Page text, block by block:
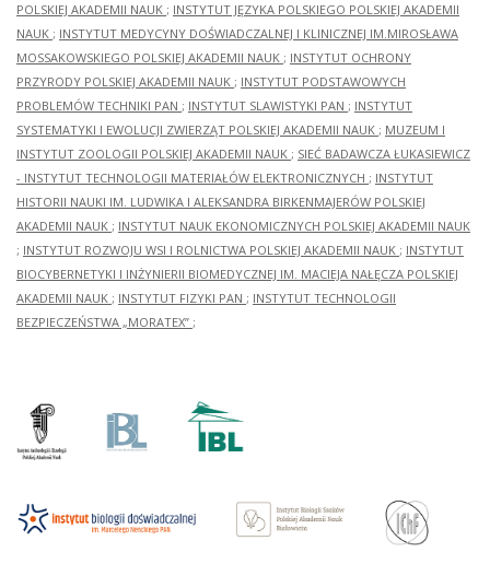
POLSKIEJ AKADEMII NAUK ; INSTYTUT JĘZYKA POLSKIEGO POLSKIEJ AKADEMII
NAUK ; INSTYTUT MEDYCYNY DOŚWIADCZALNEJ I KLINICZNEJ IM.MIROSŁAWA
MOSSAKOWSKIEGO POLSKIEJ AKADEMII NAUK ; INSTYTUT OCHRONY
PRZYRODY POLSKIEJ AKADEMII NAUK ; INSTYTUT PODSTAWOWYCH
PROBLEMÓW TECHNIKI PAN ; INSTYTUT SLAWISTYKI PAN ; INSTYTUT
SYSTEMATYKI I EWOLUCJI ZWIERZĄT POLSKIEJ AKADEMII NAUK ; MUZEUM I
INSTYTUT ZOOLOGII POLSKIEJ AKADEMII NAUK ; SIEĆ BADAWCZA ŁUKASIEWICZ
- INSTYTUT TECHNOLOGII MATERIAŁÓW ELEKTRONICZNYCH ; INSTYTUT
HISTORII NAUKI IM. LUDWIKA I ALEKSANDRA BIRKENMAJERÓW POLSKIEJ
AKADEMII NAUK ; INSTYTUT NAUK EKONOMICZNYCH POLSKIEJ AKADEMII NAUK
; INSTYTUT ROZWOJU WSI I ROLNICTWA POLSKIEJ AKADEMII NAUK ; INSTYTUT
BIOCYBERNETYKI I INŻYNIERII BIOMEDYCZNEJ IM. MACIEJA NAŁĘCZA POLSKIEJ
AKADEMII NAUK ; INSTYTUT FIZYKI PAN ; INSTYTUT TECHNOLOGII
BEZPIECZEŃSTWA „MORATEX” ;